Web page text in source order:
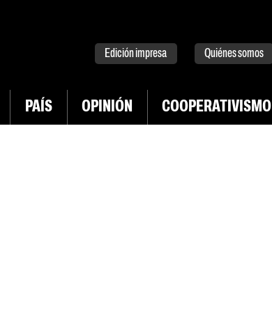
Edición impresa Quiénes somos
PAÍS OPINIÓN COOPERATIVISMO